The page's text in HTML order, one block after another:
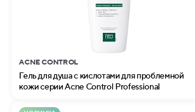
ACNE CONTROL
Гель для душа с кислотами для проблемной
кожи серии Acne Control Professional